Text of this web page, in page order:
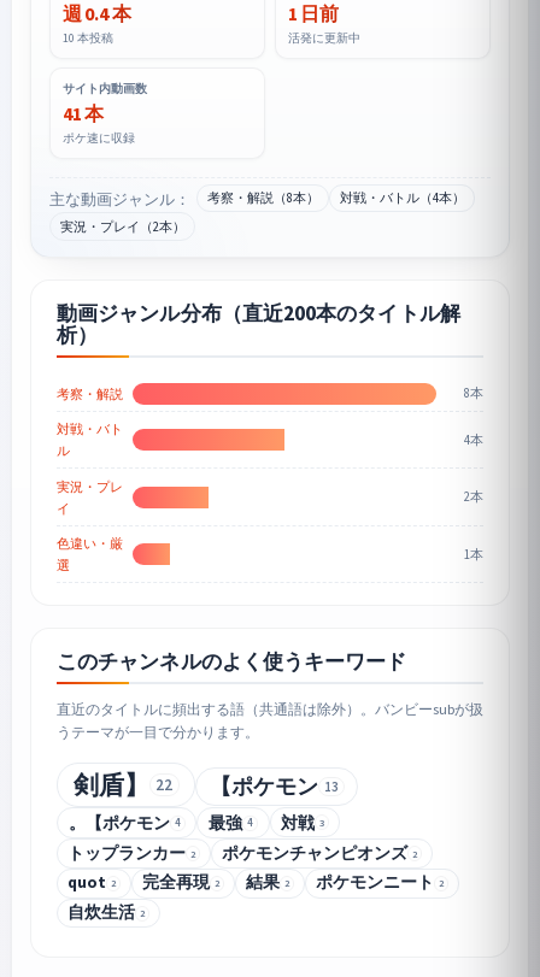
週 0.4 本
10 本投稿
1 日前
活発に更新中
サイト内動画数
41 本
ポケ速に収録
主な動画ジャンル： 考察・解説（8本）
対戦・バトル（4本）
実況・プレイ（2本）
動画ジャンル分布（直近200本のタイトル解
析）
考察・解説 8本
対戦・バト
ル
4本
実況・プレ
イ
2本
色違い・厳
選
1本
このチャンネルのよく使うキーワード
直近のタイトルに頻出する語（共通語は除外）。バンビーsubが扱
うテーマが一目で分かります。
剣盾】 22 【ポケモン 13
。【ポケモン 4 最強 4 対戦 3
トップランカー 2 ポケモンチャンピオンズ 2
quot 2 完全再現 2 結果 2 ポケモンニート 2
自炊生活 2